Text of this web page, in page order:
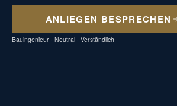
ANLIEGEN BESPRECHEN
Bauingenieur · Neutral · Verständlich